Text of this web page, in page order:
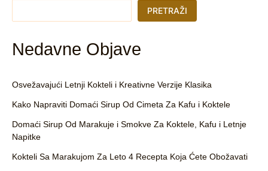
PRETRAŽI
Nedavne Objave
Osvežavajući Letnji Kokteli i Kreativne Verzije Klasika
Kako Napraviti Domaći Sirup Od Cimeta Za Kafu i Koktele
Domaći Sirup Od Marakuje i Smokve Za Koktele, Kafu i Letnje
Napitke
Kokteli Sa Marakujom Za Leto 4 Recepta Koja Ćete Obožavati